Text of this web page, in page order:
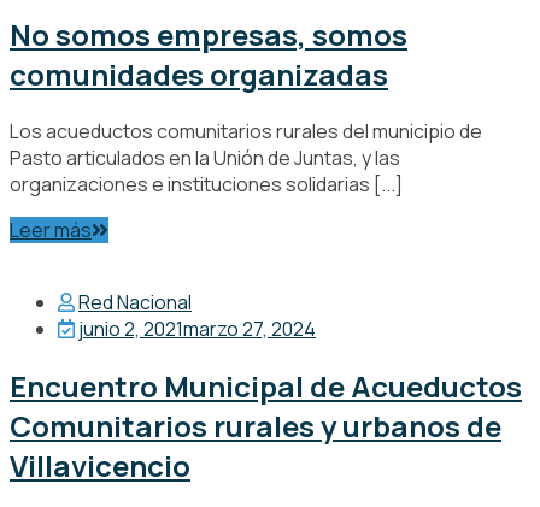
No somos empresas, somos
comunidades organizadas
Los acueductos comunitarios rurales del municipio de
Pasto articulados en la Unión de Juntas, y las
organizaciones e instituciones solidarias [...]
Leer más
Red Nacional
junio 2, 2021marzo 27, 2024
Encuentro Municipal de Acueductos
Comunitarios rurales y urbanos de
Villavicencio